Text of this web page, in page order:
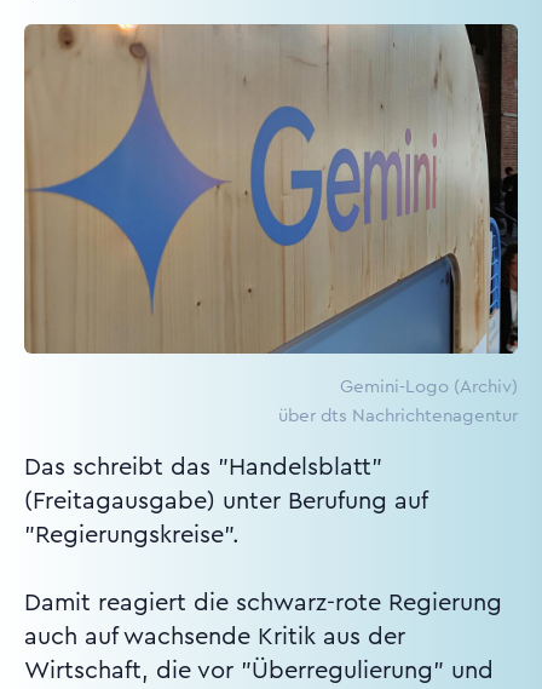
Gemini-Logo (Archiv)
über dts Nachrichtenagentur
Das schreibt das "Handelsblatt"
(Freitagausgabe) unter Berufung auf
"Regierungskreise".
Damit reagiert die schwarz-rote Regierung
auch auf wachsende Kritik aus der
Wirtschaft, die vor "Überregulierung" und